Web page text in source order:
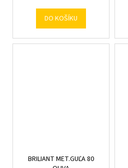
DO KOŠÍKU
BRILIANT MET.GUĽA 80